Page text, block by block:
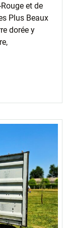
et de
Plus Beaux
dorée y